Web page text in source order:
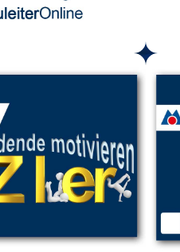
sich in die folgenden
für Abteilungen